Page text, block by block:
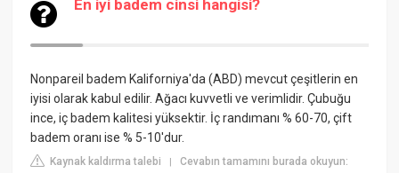
En iyi badem cinsi hangisi?
Nonpareil badem Kaliforniya'da (ABD) mevcut çeşitlerin en
iyisi olarak kabul edilir. Ağacı kuvvetli ve verimlidir. Çubuğu
ince, iç badem kalitesi yüksektir. İç randımanı % 60-70, çift
badem oranı ise % 5-10'dur.
Kaynak kaldırma talebi |Cevabın tamamını burada okuyun: